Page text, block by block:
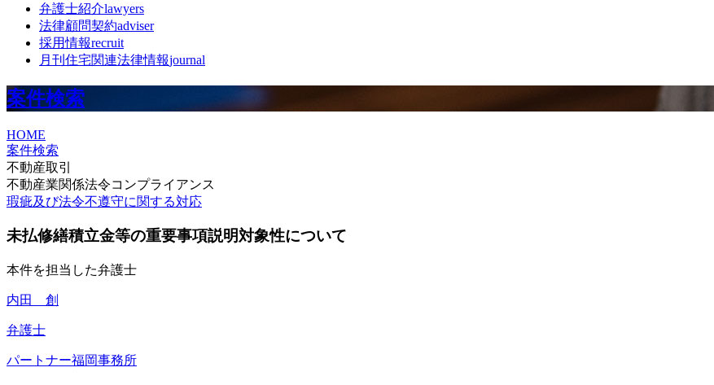
弁護士紹介lawyers
法律顧問契約adviser
採用情報recruit
月刊住宅関連法律情報journal
案件検索
HOME
案件検索
不動産取引
不動産業関係法令コンプライアンス
瑕疵及び法令不遵守に関する対応
未払修繕積立金等の重要事項説明対象性について
本件を担当した弁護士
内田 創
弁護士
パートナー福岡事務所